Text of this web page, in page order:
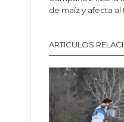
de maíz y afecta
ARTICULOS